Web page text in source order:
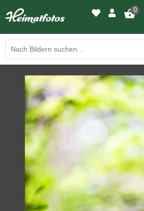
0
LED-
WIR DRUCKEN